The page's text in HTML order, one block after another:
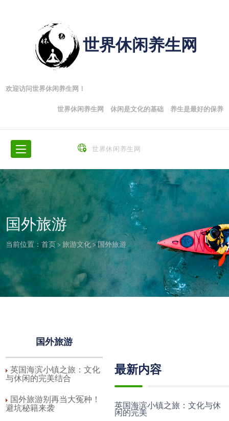
世界休闲养生网
欢迎访问世界休闲养生网！
世界休闲养生网 休闲是文化的基础 养生是最好的保养
世界休闲养生网
国外旅游
当前位置：首页>旅游文化>国外旅游
国外旅游
英国海滨小镇之旅：文化
与休闲的完美结合
国外旅游别再当大冤种！
避坑秘籍来袭
最新内容
英国海滨小镇之旅：文化与休
闲的完美